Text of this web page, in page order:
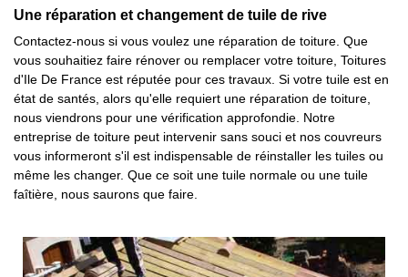
Une réparation et changement de tuile de rive
Contactez-nous si vous voulez une réparation de toiture. Que
vous souhaitiez faire rénover ou remplacer votre toiture, Toitures
d'Ile De France est réputée pour ces travaux. Si votre tuile est en
état de santés, alors qu'elle requiert une réparation de toiture,
nous viendrons pour une vérification approfondie. Notre
entreprise de toiture peut intervenir sans souci et nos couvreurs
vous informeront s'il est indispensable de réinstaller les tuiles ou
même les changer. Que ce soit une tuile normale ou une tuile
faîtière, nous saurons que faire.